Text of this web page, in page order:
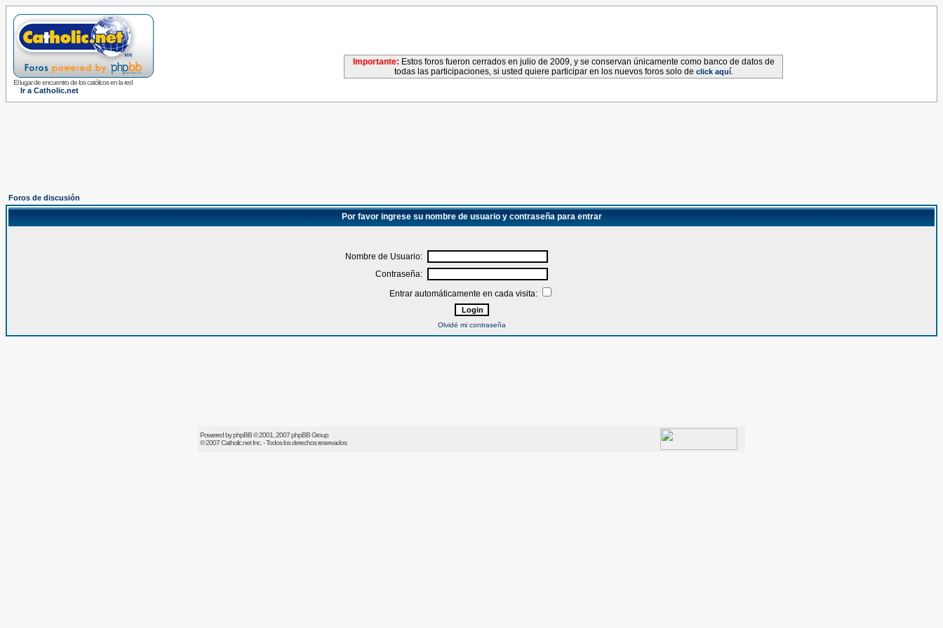
El lugar de encuentro de los católicos en la red
Ir a Catholic.net
Importante: Estos foros fueron cerrados en julio de 2009, y se conservan únicamente como banco de datos de
todas las participaciones, si usted quiere participar en los nuevos foros solo de click aquí.
Foros de discusión
Por favor ingrese su nombre de usuario y contraseña para entrar
Nombre de Usuario:
Contraseña:
Entrar automáticamente en cada visita:
Olvidé mi contraseña
Powered byphpBB© 2001, 2007 phpBB Group
© 2007Catholic.netInc. - Todos los derechos reservados